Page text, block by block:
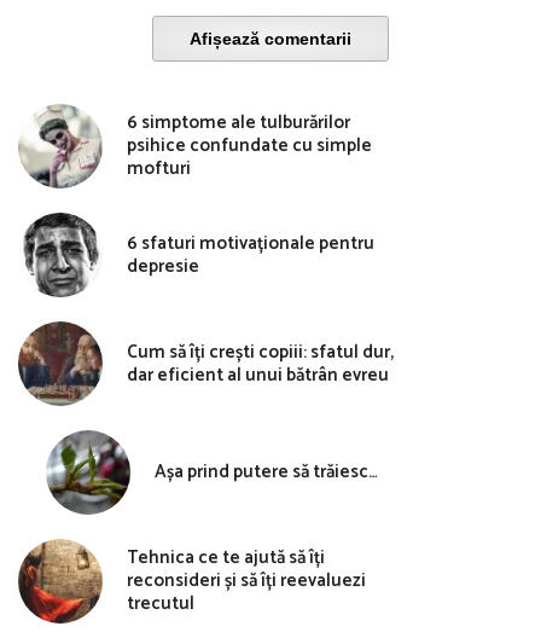
Afișează comentarii
6 simptome ale tulburărilor
psihice confundate cu simple
mofturi
6 sfaturi motivaționale pentru
depresie
Cum să îți crești copiii: sfatul dur,
dar eficient al unui bătrân evreu
Așa prind putere să trăiesc…
Tehnica ce te ajută să îți
reconsideri și să îți reevaluezi
trecutul